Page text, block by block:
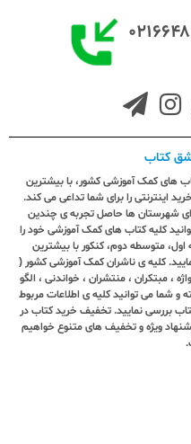
کتاب
های کمک آموزشی کشور، با بیشترین
اینترنتی را برای شما تداعی می کند.
برای شهرستان ها حاصل تجربه ی چندین
کلیه کتاب های کمک آموزشی خود را
متوسطه دوم، کنکور با بیشترین
کلیه ی ناشران کمک آموزشی کشور (
، مبتکران ، منتشران ، خواندنی ، الگو
و شما می توانید کلیه ی اطلاعات مربوط
بررسی نمایید. تخفیف خرید کتاب در
ویژه و تخفیف های متنوع خواهیم